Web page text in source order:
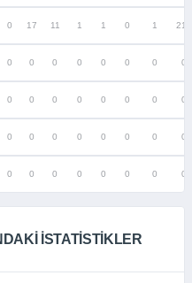
0 17 11 1 1 0 1 212
0 0 0 0 0 0 0 0
0 0 0 0 0 0 0 0
0 0 0 0 0 0 0 0
0 0 0 0 0 0 0 0
İSTATISTIKLER